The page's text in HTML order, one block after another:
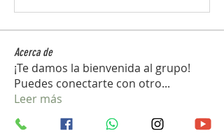
Acerca de
¡Te damos la bienvenida al grupo!
Puedes conectarte con otro...
Leer más